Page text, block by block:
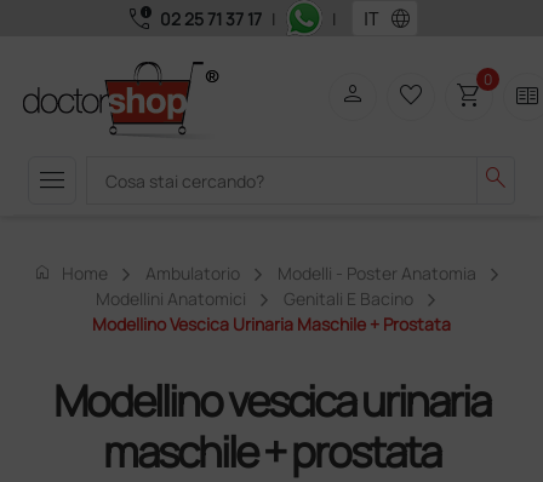
call_quality 02 25 71 37 17 | | language
menu search
person favorite_border shopping_cart0 two_pager
home Home Ambulatorio
Modelli - Poster Anatomia
Modellini Anatomici
Genitali E Bacino
Modellino Vescica Urinaria Maschile + Prostata
Modellino vescica urinaria
maschile + prostata